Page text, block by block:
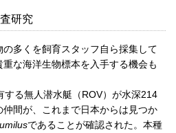
研究
多くを飼育スタッフ自ら採集して
な海洋生物標本を入手する機会も
する無人潜水艇（ROV）が水深214
間が、これまで日本からは見つか
であることが確認された。本種